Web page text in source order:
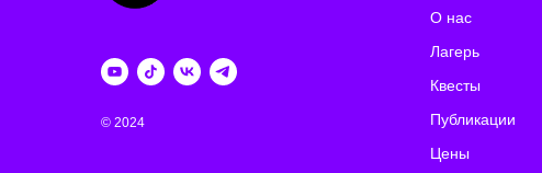
© 2024
О нас
Лагерь
Квесты
Публикации
Цены